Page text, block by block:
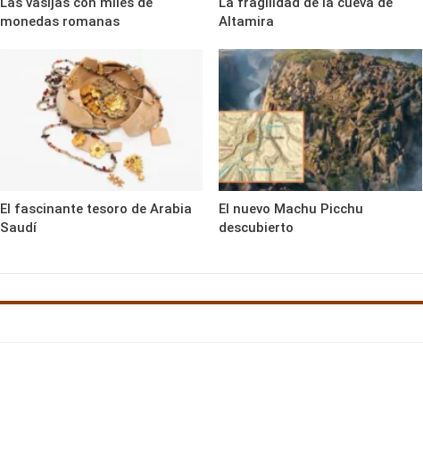
monedas romanas
Altamira
El fascinante tesoro de Arabia
Saudí
El nuevo Machu Picchu
descubierto